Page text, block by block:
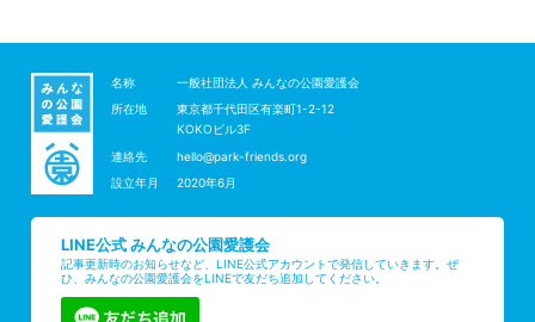
名称
一般社団法人 みんなの公園愛護会
所在地
東京都千代田区有楽町1-2-12
KOKOビル3F
連絡先
hello@park-friends.org
設立年月
2020年6月
LINE公式 みんなの公園愛護会
記事更新時のお知らせなど、LINE公式アカウントで発信していきます。ぜ
ひ、みんなの公園愛護会をLINEで友だち追加してください。